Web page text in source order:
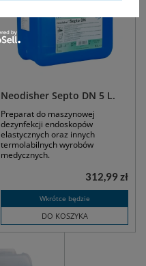
Neodisher Septo DN 5 L.
Preparat do maszynowej
dezynfekcji endoskopów
elastycznych oraz innych
termolabilnych wyrobów
medycznych.
Wkrótce będzie
DO KOSZYKA
312,99 zł